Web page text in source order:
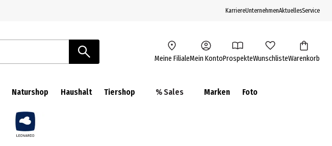
KarriereUnternehmenAktuellesService
Meine FilialeMein KontoProspekteWunschlisteWarenkorb
Naturshop Haushalt Tiershop % Sales Marken Foto